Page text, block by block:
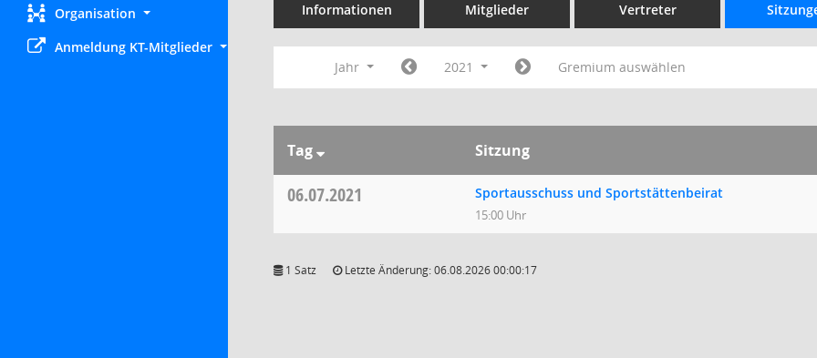
Organisation
Anmeldung KT-Mitglieder
Informationen Mitglieder Vertreter
Jahr 2021 Gremium auswählen
Tag Sitzung
06.07.2021 Sportausschuss und Sportstättenbeirat
15:00 Uhr
1 Satz Letzte Änderung: 06.08.2026 00:00:17